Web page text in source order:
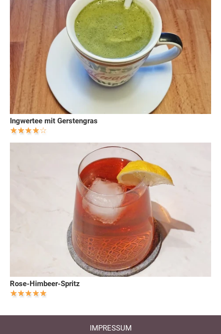
Ingwertee mit Gerstengras
Rose-Himbeer-Spritz
IMPRESSUM